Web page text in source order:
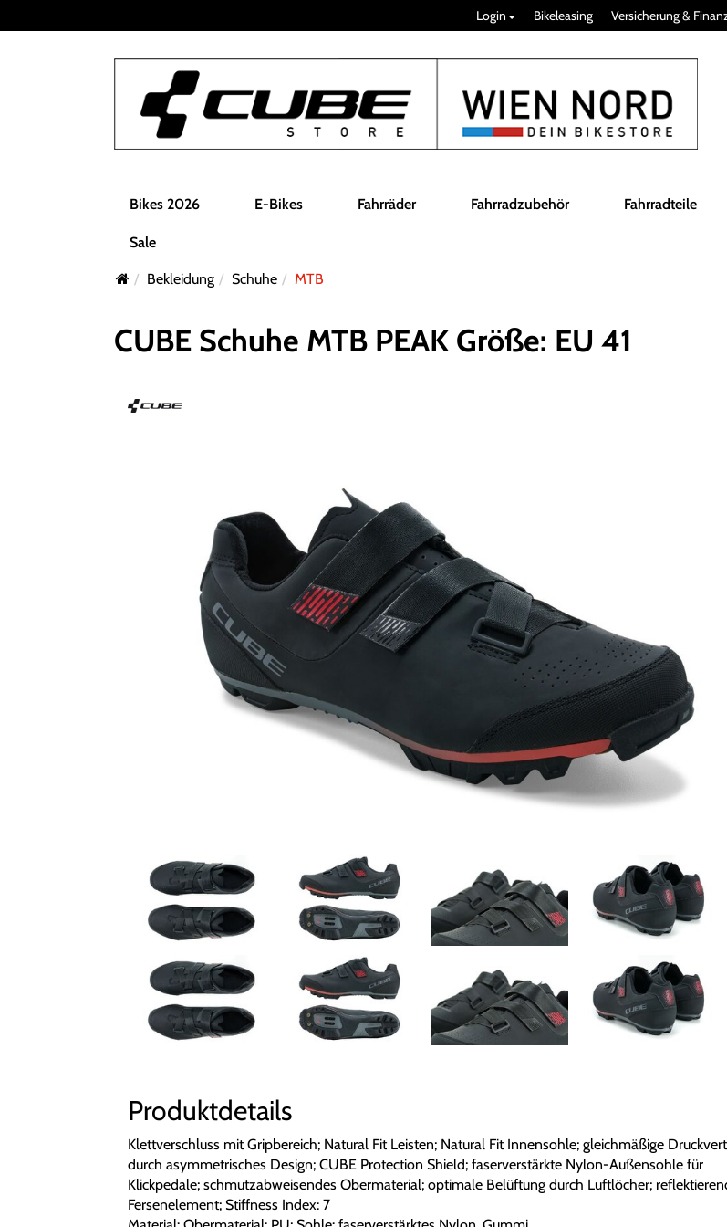
Login Bikeleasing Versicherung &
Bikes 2026 E-Bikes Fahrräder Fahrradzubehör Fahrradteile
Sale
Bekleidung Schuhe MTB
CUBE Schuhe MTB PEAK Größe: EU 41
Produktdetails
Klettverschluss mit Gripbereich; Natural Fit Leisten; Natural Fit Innensohle; gleichmäßige
durch asymmetrisches Design; CUBE Protection Shield; faserverstärkte Nylon-Außensohle für
Klickpedale; schmutzabweisendes Obermaterial; optimale Belüftung durch Luftlöcher;
Fersenelement; Stiffness Index: 7